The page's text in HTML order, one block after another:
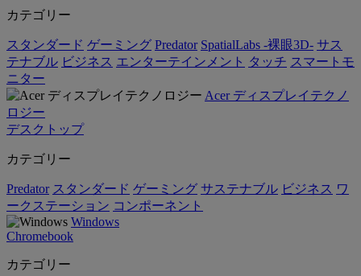
カテゴリー
スタンダード ゲーミング Predator SpatialLabs -裸眼3D- サス
テナブル ビジネス エンターテインメント タッチ スマートモ
ニター
Acer ディスプレイテクノ
ロジー
デスクトップ
カテゴリー
Predator スタンダード ゲーミング サステナブル ビジネス ワ
ークステーション コンポーネント
Windows
Chromebook
カテゴリー